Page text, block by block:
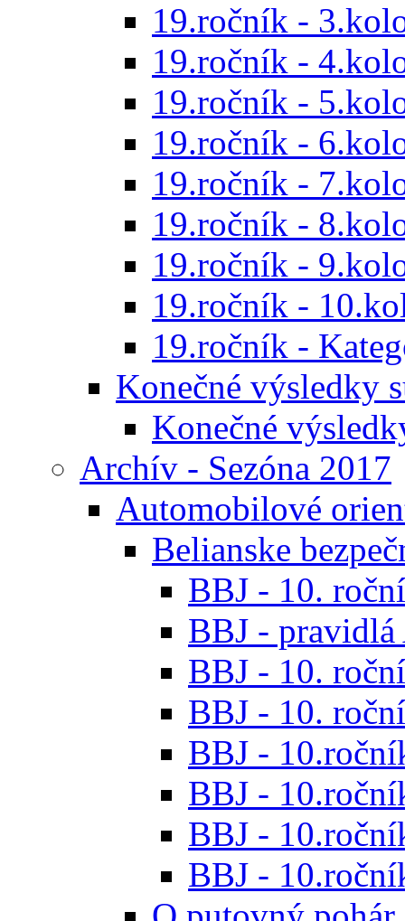
19.ročník -
19.ročník -
19.ročník -
19.ročník -
19.ročník -
19.ročník -
19.ročník -
19.ročník -
19.ročník -
Konečné výsledky
Konečné
Archív - Sezóna 2017
Automobilové
Belianske
BBJ - 10.
BBJ - pravidlá
BBJ - 10.
BBJ - 10.
BBJ -
BBJ -
BBJ -
BBJ -